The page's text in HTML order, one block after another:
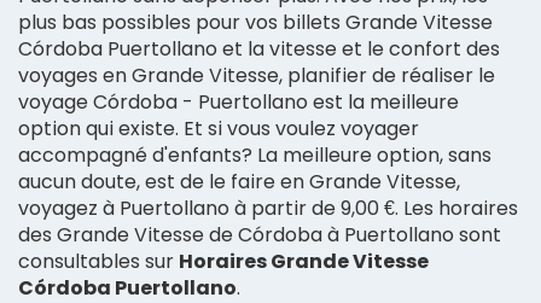
plus bas possibles pour vos billets Grande Vitesse
Córdoba Puertollano et la vitesse et le confort des
voyages en Grande Vitesse, planifier de réaliser le
voyage Córdoba - Puertollano est la meilleure
option qui existe. Et si vous voulez voyager
accompagné d'enfants? La meilleure option, sans
aucun doute, est de le faire en Grande Vitesse,
voyagez à Puertollano à partir de 9,00 €. Les horaires
des Grande Vitesse de Córdoba à Puertollano sont
consultables sur Horaires Grande Vitesse
Córdoba Puertollano.